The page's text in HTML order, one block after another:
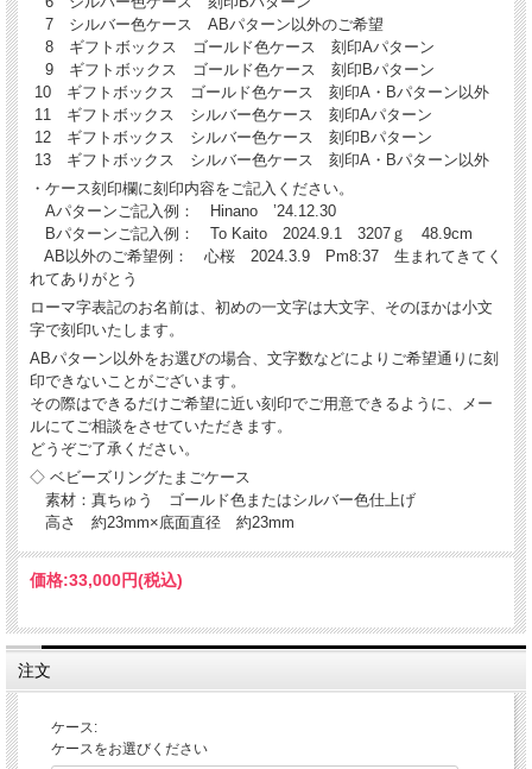
7 シルバー色ケース ABパターン以外のご希望
8 ギフトボックス ゴールド色ケース 刻印Aパターン
9 ギフトボックス ゴールド色ケース 刻印Bパターン
10 ギフトボックス ゴールド色ケース 刻印A・Bパターン以外
11 ギフトボックス シルバー色ケース 刻印Aパターン
12 ギフトボックス シルバー色ケース 刻印Bパターン
13 ギフトボックス シルバー色ケース 刻印A・Bパターン以外
・ケース刻印欄に刻印内容をご記入ください。
Aパターンご記入例： Hinano ’24.12.30
Bパターンご記入例： To Kaito 2024.9.1 3207ｇ 48.9cm
AB以外のご希望例： 心桜 2024.3.9 Pm8:37 生まれてきてく
れてありがとう
ローマ字表記のお名前は、初めの一文字は大文字、そのほかは小文
字で刻印いたします。
ABパターン以外をお選びの場合、文字数などによりご希望通りに刻
印できないことがございます。
その際はできるだけご希望に近い刻印でご用意できるように、メー
ルにてご相談をさせていただきます。
どうぞご了承ください。
◇ ベビーズリングたまごケース
素材：真ちゅう ゴールド色またはシルバー色仕上げ
高さ 約23mm×底面直径 約23mm
価格:33,000円(税込)
注文
ケース:
ケースをお選びください